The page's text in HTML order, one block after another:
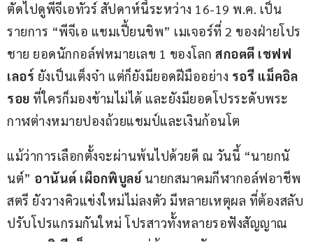
ตัดไปดูพีจีเอทัวร์ สัปดาห์นี้ระหว่าง 16-19 พ.ค. เป็น
รายการ “พีจีเอ แชมเปี้ยนชิพ” เมเจอร์ที่ 2 ของฝ่ายโปร
ชาย ยอดนักกอล์ฟหมายเลข 1 ของโลก สกอตตี เชฟฟ
เลอร์ ยังเป็นเต็งจ๋า แต่ก็ยังมียอดฝีมืออย่าง รอรี แม็คอิล
รอย ที่ใครก็มองข้ามไม่ได้ และยังมียอดโปรระดับพระ
กาฬต่างหมายปองถ้วยแชมป์และเงินก้อนโต
แม้ว่าการเลือกตั้งจะผ่านพ้นไปด้วยดี ณ วันนี้ “นายกนั
นต์” อานันต์ เผือกพิบูลย์ นายกสมาคมกีฬากอล์ฟอาชีพ
สตรี ยังวางคิวแข่งใหม่ไม่ลงตัว มีหลายเหตุผล ที่ต้องสลับ
ปรับโปรแกรมกันใหม่ โปรสาวทั้งหลายรอฟังสัญญาณ